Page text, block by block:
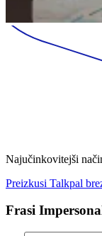
Najučinkovitejši
Preizkusi Talkpal
Frasi